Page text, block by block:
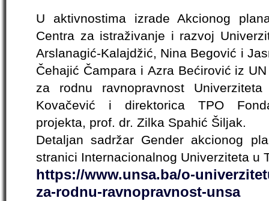
U aktivnostima izrade Akcionog
Centra za istraživanje i razvoj
Arslanagić-Kalajdžić, Nina Begović i
Čehajić Čampara i Azra Bećirović iz
za rodnu ravnopravnost
Kovačević i direktorica TPO
projekta, prof. dr. Zilka Spahić Šiljak.
Detaljan sadržar Gender akcionog
stranici Internacionalnog Univerziteta u
https://www.unsa.ba/o-
za-rodnu-ravnopravnost-unsa